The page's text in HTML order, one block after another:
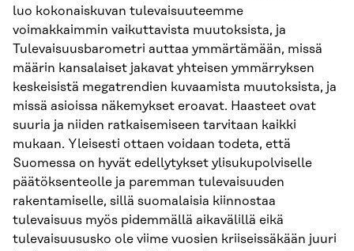
luo kokonaiskuvan tulevaisuuteemme
voimakkaimmin vaikuttavista muutoksista, ja
Tulevaisuusbarometri auttaa ymmärtämään, missä
määrin kansalaiset jakavat yhteisen ymmärryksen
keskeisistä megatrendien kuvaamista muutoksista, ja
missä asioissa näkemykset eroavat. Haasteet ovat
suuria ja niiden ratkaisemiseen tarvitaan kaikki
mukaan. Yleisesti ottaen voidaan todeta, että
Suomessa on hyvät edellytykset ylisukupolviselle
päätöksenteolle ja paremman tulevaisuuden
rakentamiselle, sillä suomalaisia kiinnostaa
tulevaisuus myös pidemmällä aikavälillä eikä
tulevaisuususko ole viime vuosien kriiseissäkään juuri